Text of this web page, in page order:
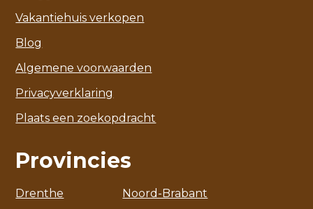
Vakantiehuis verkopen
Blog
Algemene voorwaarden
Privacyverklaring
Plaats een zoekopdracht
Provincies
Drenthe
Noord-Brabant